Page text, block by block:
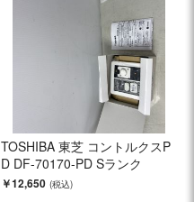
TOSHIBA 東芝 コントルクスP
D DF-70170-PD Sランク
￥12,650